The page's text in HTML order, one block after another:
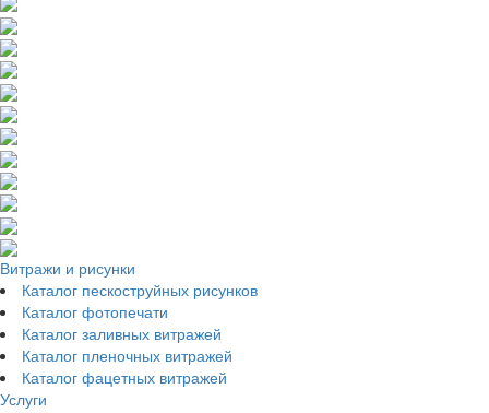
Витражи и рисунки
Каталог пескоструйных рисунков
Каталог фотопечати
Каталог заливных витражей
Каталог пленочных витражей
Каталог фацетных витражей
Услуги